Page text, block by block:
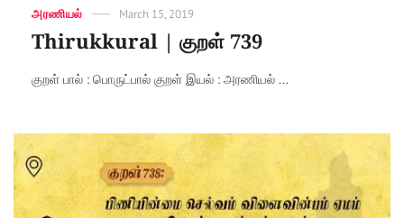
Categories
அரணியல்
Posted
March 15, 2019
Thirukkural | குறள் 739
குறள் பால் : பொருட்பால் குறள் இயல் : அரணியல் ...